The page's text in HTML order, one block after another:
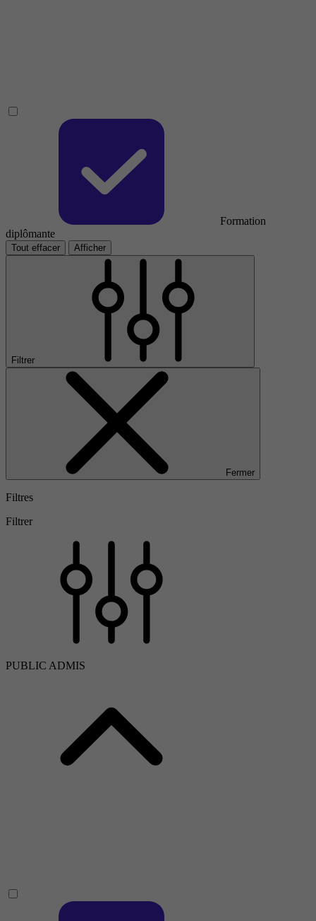
Formation
diplômante
Tout effacer Afficher
Filtrer
Fermer
Filtres
Filtrer
PUBLIC ADMIS